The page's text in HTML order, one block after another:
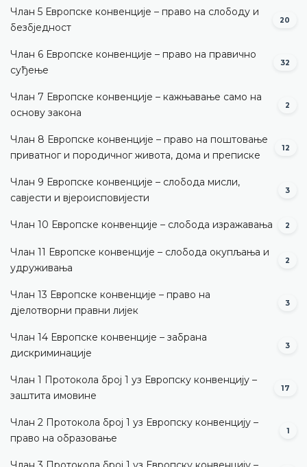
Члан 5 Европске конвенције – право на слободу и
безбједност
20
Члан 6 Европске конвенције – право на правично
суђење
32
Члан 7 Европске конвенције – кажњавање само на
основу закона
2
Члан 8 Европске конвенције – право на поштовање
приватног и породичног живота, дома и преписке
12
Члан 9 Европске конвенције – слобода мисли,
савјести и вјероисповијести
3
Члан 10 Европске конвенције – слобода изражавања 2
Члан 11 Европске конвенције – слобода окупљања и
удруживања
2
Члан 13 Европске конвенције – право на
дјелотворни правни лијек
3
Члан 14 Европске конвенције – забрана
дискриминације
3
Члан 1 Протокола број 1 уз Европску конвенцију –
заштита имовине
17
Члан 2 Протокола број 1 уз Европску конвенцију –
право на образовање
1